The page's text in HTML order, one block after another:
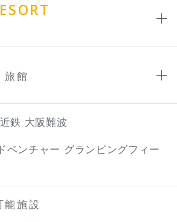
旅館
鉄 大阪難波
ベンチャー グランピングフィー
能施設